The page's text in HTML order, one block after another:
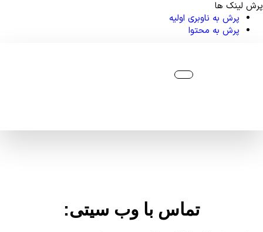
پرش لینک ها
پرش به ناوبری اولیه
پرش به محتوا
تماس با وب سیتی: